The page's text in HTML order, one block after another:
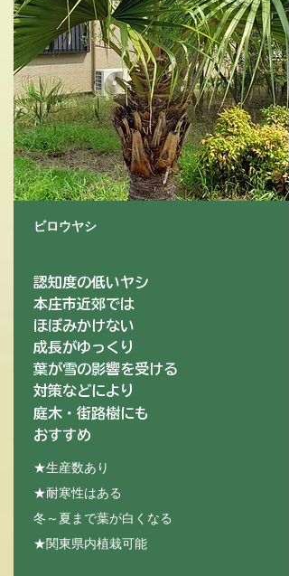
ビロウヤシ
認知度の低いヤシ
本庄市近郊では
ほぼみかけない
成長がゆっくり
​葉が雪の影響を受ける
対策などにより
庭木・街路樹にも
おすすめ
★生産数あり
★耐寒性はある
冬～夏まで葉が白くなる
★関東県内植栽可能